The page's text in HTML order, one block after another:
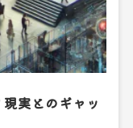
実とのギャッ